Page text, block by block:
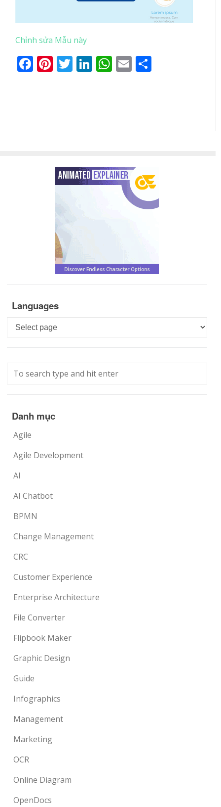
Chỉnh sửa Mẫu này
Facebook
Pinterest
Twitter
LinkedIn
WhatsApp
Email
Languages
Languages
Danh mục
Agile
Agile Development
AI
AI Chatbot
BPMN
Change Management
CRC
Customer Experience
Enterprise Architecture
File Converter
Flipbook Maker
Graphic Design
Guide
Infographics
Management
Marketing
OCR
Online Diagram
OpenDocs